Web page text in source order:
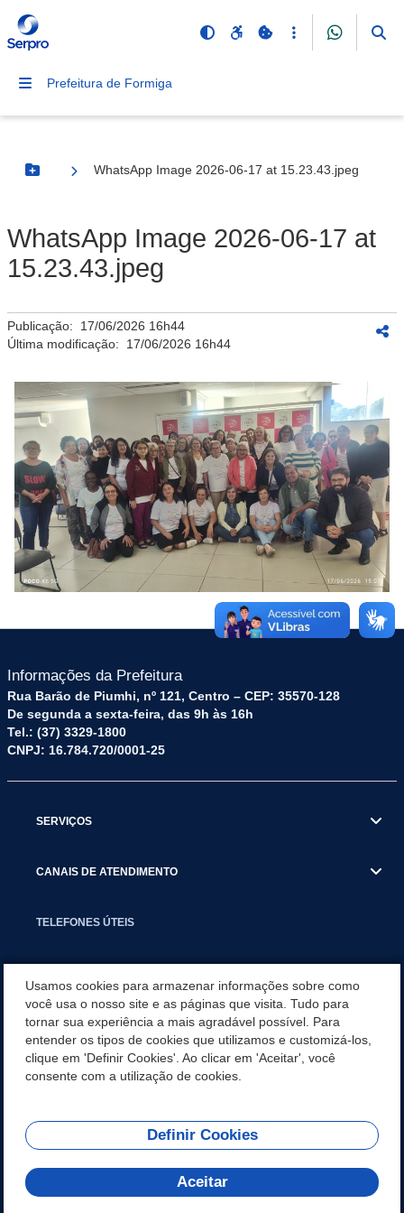
Prefeitura de Formiga
Botão Menu
WhatsApp Image 2026-06-17 at 15.23.43.jpeg
WhatsApp Image 2026-06-17 at
15.23.43.jpeg
Publicação: 17/06/2026 16h44
Última modificação: 17/06/2026 16h44
Informações da Prefeitura
Rua Barão de Piumhi, nº 121, Centro – CEP: 35570-128
De segunda a sexta-feira, das 9h às 16h
Tel.: (37) 3329-1800
CNPJ: 16.784.720/0001-25
SERVIÇOS
CANAIS DE ATENDIMENTO
TELEFONES ÚTEIS
NOTÍCIAS
APLICATIVO
REDES SOCIAIS
Usamos cookies para armazenar informações sobre como
você usa o nosso site e as páginas que visita. Tudo para
tornar sua experiência a mais agradável possível. Para
entender os tipos de cookies que utilizamos e customizá-los,
clique em 'Definir Cookies'. Ao clicar em 'Aceitar', você
consente com a utilização de cookies.
Definir Cookies
Aceitar